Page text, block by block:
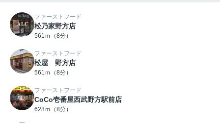
ファーストフード
松乃家野方店
561ｍ（8分）
ファーストフード
松屋 野方店
561ｍ（8分）
ファーストフード
CoCo壱番屋西武野方駅前店
628ｍ（8分）